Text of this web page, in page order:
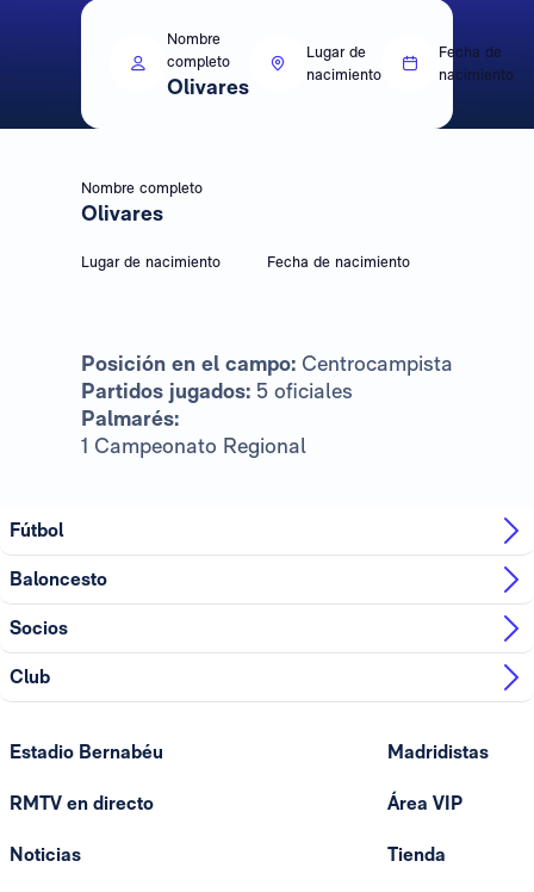
Nombre
completo
Olivares
Lugar de
nacimiento
Fecha de
nacimiento
Nombre completo
Olivares
Lugar de nacimiento Fecha de nacimiento
Posición en el campo: Centrocampista
Partidos jugados: 5 oficiales
Palmarés:
1 Campeonato Regional
Fútbol
Baloncesto
Socios
Club
Estadio Bernabéu
RMTV en directo
Noticias
Madridistas
Área VIP
Tienda